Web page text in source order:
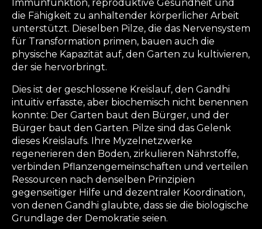
Immunfunktion, reproduktive Gesundheit und
die Fähigkeit zu anhaltender körperlicher Arbeit
unterstützt. Dieselben Pilze, die das Nervensystem
für Transformation primen, bauen auch die
physische Kapazität auf, den Garten zu kultivieren,
der sie hervorbringt.
Dies ist der geschlossene Kreislauf, den Gandhi
intuitiv erfasste, aber biochemisch nicht benennen
konnte: Der Garten baut den Bürger, und der
Bürger baut den Garten. Pilze sind das Gelenk
dieses Kreislaufs. Ihre Myzelnetzwerke
regenerieren den Boden, zirkulieren Nährstoffe,
verbinden Pflanzengemeinschaften und verteilen
Ressourcen nach denselben Prinzipien
gegenseitiger Hilfe und dezentraler Koordination,
von denen Gandhi glaubte, dass sie die biologische
Grundlage der Demokratie seien.